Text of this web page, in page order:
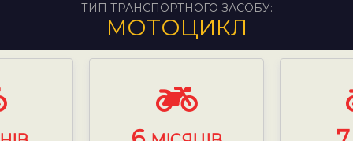
ТИП ТРАНСПОРТНОГО ЗАСОБУ:
МОТОЦИКЛ